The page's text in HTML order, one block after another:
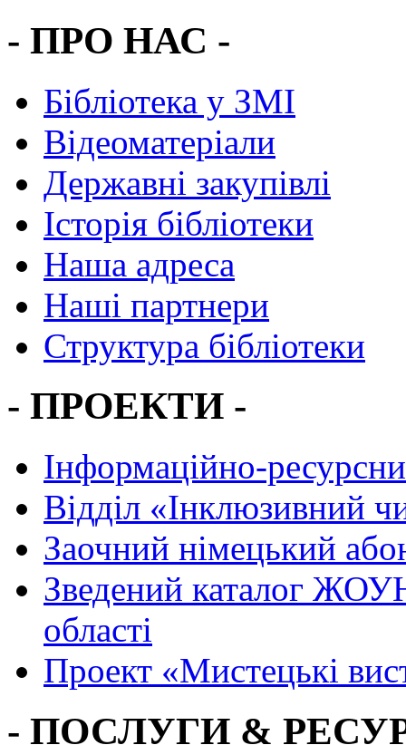
- ПРО НАС -
Бібліотека у ЗМІ
Відеоматеріали
Державні закупівлі
Історія бібліотеки
Наша адреса
Наші партнери
Структура бібліотеки
- ПРОЕКТИ -
Інформаційно-
Вiддiл «Інклюзивний
Заочний німецький
Зведений каталог
області
Проект «Мистецькі
- ПОСЛУГИ &